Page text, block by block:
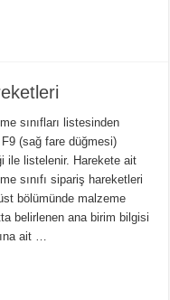
sınıfları listesinden
(sağ fare düğmesi)
ile listelenir. Harekete ait
sınıfı sipariş hareketleri
bölümünde malzeme
belirlenen ana birim bilgisi
ait …